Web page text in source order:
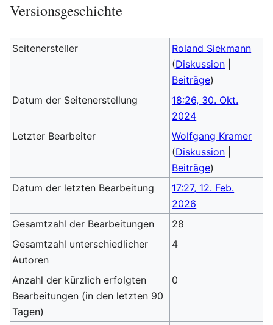
Versionsgeschichte
Seitenersteller
Roland Siekmann
(Diskussion
Beiträge)
Datum der Seitenerstellung
18:26, 30. Okt.
2024
Letzter Bearbeiter
Wolfgang Kramer
(Diskussion
Beiträge)
Datum der letzten Bearbeitung
17:27, 12. Feb.
2026
Gesamtzahl der Bearbeitungen
28
Gesamtzahl unterschiedlicher
Autoren
4
Anzahl der kürzlich erfolgten
Bearbeitungen (in den letzten 90
Tagen)
0